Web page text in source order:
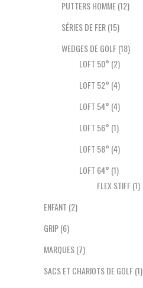
PUTTERS HOMME(12)
SÉRIES DE FER(15)
WEDGES DE GOLF(18)
LOFT 50° (2)
LOFT 52° (4)
LOFT 54° (4)
LOFT 56° (1)
LOFT 58° (4)
LOFT 64° (1)
FLEX STIFF(1)
ENFANT (2)
GRIP(6)
MARQUES(7)
SACS ET CHARIOTS DE GOLF(1)